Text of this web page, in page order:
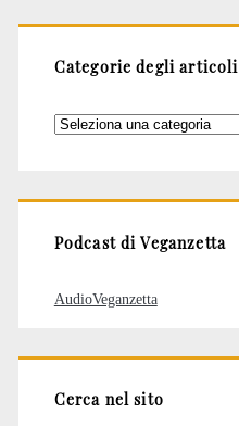
Categorie degli articoli
Categorie
Podcast di Veganzetta
AudioVeganzetta
Cerca nel sito